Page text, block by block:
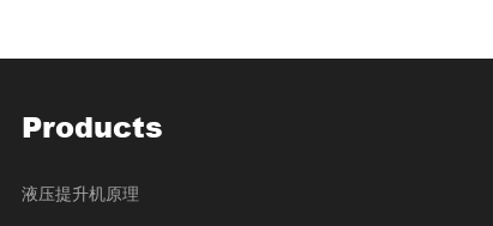
Products
液压提升机原理